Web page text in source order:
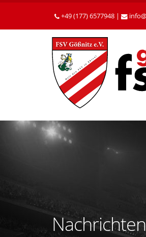
Betätigen
die
+49 (177) 6577948 | info
Nachrichten